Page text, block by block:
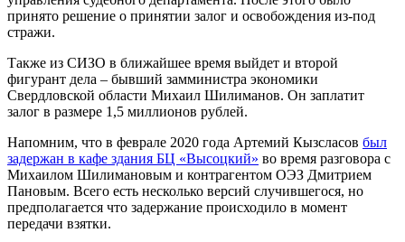
принято решение о принятии залог и освобождения из-под
стражи.
Также из СИЗО в ближайшее время выйдет и второй
фигурант дела – бывший замминистра экономики
Свердловской области Михаил Шилиманов. Он заплатит
залог в размере 1,5 миллионов рублей.
Напомним, что в феврале 2020 года Артемий Кызсласов был
задержан в кафе здания БЦ «Высоцкий» во время разговора с
Михаилом Шилимановым и контрагентом ОЭЗ Дмитрием
Пановым. Всего есть несколько версий случившегося, но
предполагается что задержание происходило в момент
передачи взятки.